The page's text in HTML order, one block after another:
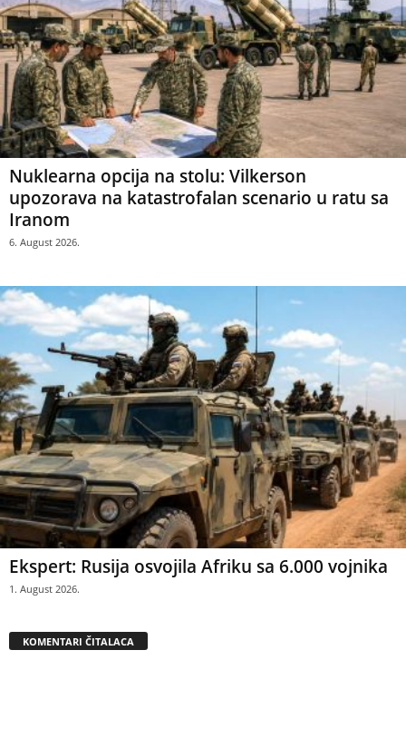
Nuklearna opcija na stolu: Vilkerson
upozorava na katastrofalan scenario u ratu sa
Iranom
6. August 2026.
Ekspert: Rusija osvojila Afriku sa 6.000 vojnika
1. August 2026.
KOMENTARI ČITALACA